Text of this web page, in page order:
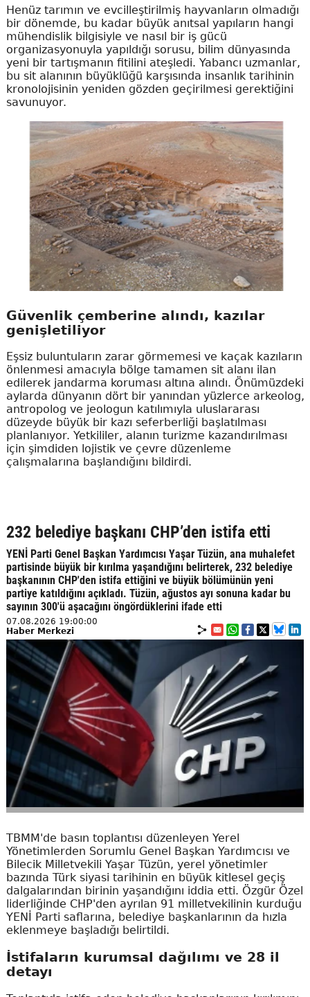
Henüz tarımın ve evcilleştirilmiş hayvanların olmadığı
bir dönemde, bu kadar büyük anıtsal yapıların hangi
mühendislik bilgisiyle ve nasıl bir iş gücü
organizasyonuyla yapıldığı sorusu, bilim dünyasında
yeni bir tartışmanın fitilini ateşledi. Yabancı uzmanlar,
bu sit alanının büyüklüğü karşısında insanlık tarihinin
kronolojisinin yeniden gözden geçirilmesi gerektiğini
savunuyor.
Güvenlik çemberine alındı, kazılar
genişletiliyor
Eşsiz buluntuların zarar görmemesi ve kaçak kazıların
önlenmesi amacıyla bölge tamamen sit alanı ilan
edilerek jandarma koruması altına alındı. Önümüzdeki
aylarda dünyanın dört bir yanından yüzlerce arkeolog,
antropolog ve jeologun katılımıyla uluslararası
düzeyde büyük bir kazı seferberliği başlatılması
planlanıyor. Yetkililer, alanın turizme kazandırılması
için şimdiden lojistik ve çevre düzenleme
çalışmalarına başlandığını bildirdi.
232 belediye başkanı CHP’den istifa etti
YENİ Parti Genel Başkan Yardımcısı Yaşar Tüzün, ana muhalefet
partisinde büyük bir kırılma yaşandığını belirterek, 232 belediye
başkanının CHP'den istifa ettiğini ve büyük bölümünün yeni
partiye katıldığını açıkladı. Tüzün, ağustos ayı sonuna kadar bu
sayının 300'ü aşacağını öngördüklerini ifade etti
07.08.2026 19:00:00
Haber Merkezi
TBMM'de basın toplantısı düzenleyen Yerel
Yönetimlerden Sorumlu Genel Başkan Yardımcısı ve
Bilecik Milletvekili Yaşar Tüzün, yerel yönetimler
bazında Türk siyasi tarihinin en büyük kitlesel geçiş
dalgalarından birinin yaşandığını iddia etti. Özgür Özel
liderliğinde CHP'den ayrılan 91 milletvekilinin kurduğu
YENİ Parti saflarına, belediye başkanlarının da hızla
eklenmeye başladığı belirtildi.
İstifaların kurumsal dağılımı ve 28 il
detayı